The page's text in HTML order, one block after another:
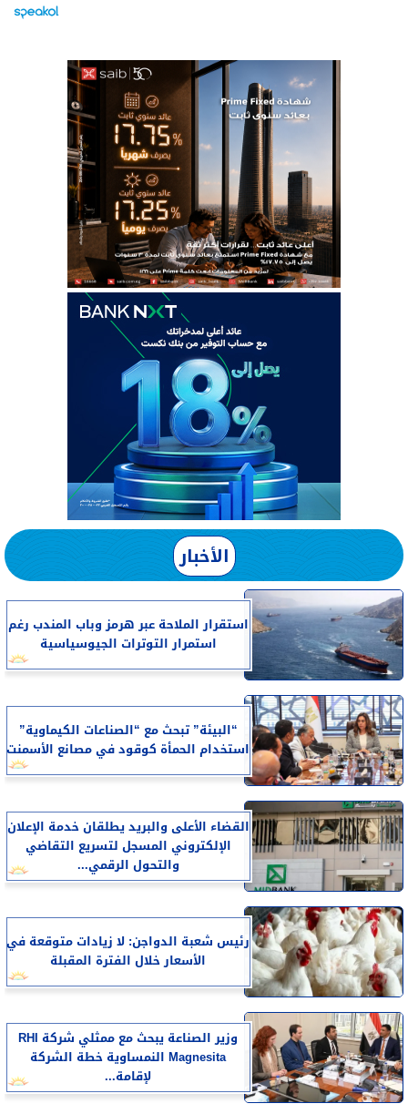
الأخبار
استقرار الملاحة عبر هرمز وباب المندب رغم
استمرار التوترات الجيوسياسية
“البيئة” تبحث مع “الصناعات الكيماوية”
استخدام الحمأة كوقود في مصانع الأسمنت
القضاء الأعلى والبريد يطلقان خدمة الإعلان
الإلكتروني المسجل لتسريع التقاضي
والتحول الرقمي...
رئيس شعبة الدواجن: لا زيادات متوقعة في
الأسعار خلال الفترة المقبلة
وزير الصناعة يبحث مع ممثلي شركة RHI
Magnesita النمساوية خطة الشركة
لإقامة...